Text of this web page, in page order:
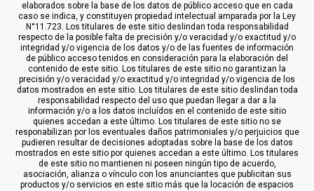
elaborados sobre la base de los datos de público acceso que en cada
caso se indica, y constituyen propiedad intelectual amparada por la Ley
N°11.723. Los titulares de este sitio deslindan toda responsabilidad
respecto de la posible falta de precisión y/o veracidad y/o exactitud y/o
integridad y/o vigencia de los datos y/o de las fuentes de información
de público acceso tenidos en consideración para la elaboración del
contenido de este sitio. Los titulares de este sitio no garantizan la
precisión y/o veracidad y/o exactitud y/o integridad y/o vigencia de los
datos mostrados en este sitio. Los titulares de este sitio deslindan toda
responsabilidad respecto del uso que puedan llegar a dar a la
información y/o a los datos incluídos en el contenido de este sitio
quienes accedan a este último. Los titulares de este sitio no se
responabilizan por los eventuales daños patrimoniales y/o perjuicios que
pudieren resultar de decisiones adoptadas sobre la base de los datos
mostrados en este sitio por quienes accedan a este último. Los titulares
de este sitio no mantienen ni poseen ningún tipo de acuerdo,
asociación, alianza o vínculo con los anunciantes que publicitan sus
productos y/o servicios en este sitio más que la locación de espacios